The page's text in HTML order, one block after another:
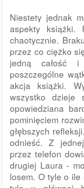
Niestety jednak
aspekty książki.
chaotycznie.
przez co ciężko
jedną całość
poszczególne
akcja książki.
wszystko
opowiedziana
pominięciem
głębszych refleksji.
odnieść. Z
przez telefon
drugiej Laura -
losem. O tyle o